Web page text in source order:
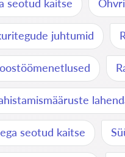
seotud kaitse
juhtumid
seotud kaitse